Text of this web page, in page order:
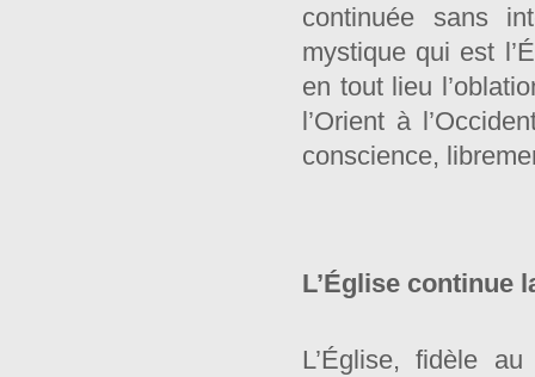
continuée sans
mystique qui est
en tout lieu
l’Orient à
conscience,
L’Église continue
L’Église, fidèle